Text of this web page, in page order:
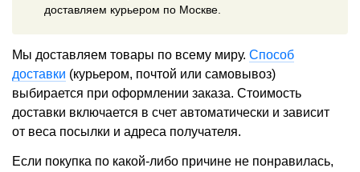
доставляем курьером по Москве.
Мы доставляем товары по всему миру. Способ
доставки (курьером, почтой или самовывоз)
выбирается при оформлении заказа. Стоимость
доставки включается в счет автоматически и зависит
от веса посылки и адреса получателя.
Если покупка по какой-либо причине не понравилась,